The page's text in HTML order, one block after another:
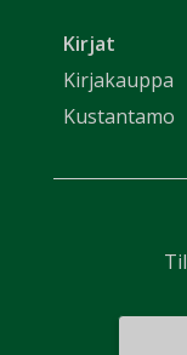
Kirjat
Kirjakauppa
Kustantamo